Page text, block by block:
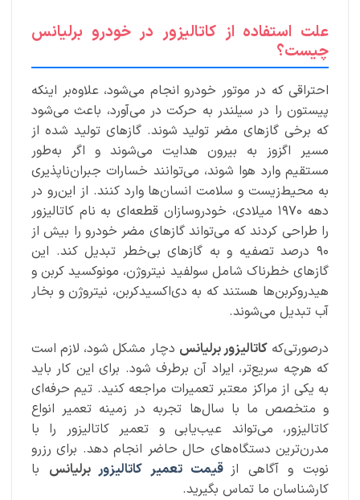
علت استفاده از کاتالیزور در خودرو برلیانس
چیست؟
احتراقی که در موتور خودرو انجام می‌شود، علاوه‌بر اینکه
پیستون را در سیلندر به حرکت در می‌آورد، باعث می‌شود
که برخی گازهای مضر تولید شوند. گازهای تولید شده از
مسیر اگزوز به بیرون هدایت می‌شوند و اگر به‌طور
مستقیم وارد هوا شوند، می‌توانند خسارات جبران‌ناپذیری
به محیط‌زیست و سلامت انسان‌ها وارد کنند. از این‌رو در
دهه ۱۹۷۰ میلادی، خودروسازان قطعه‌ای به نام کاتالیزور
را طراحی کردند که می‌تواند گازهای مضر خودرو را بیش از
۹۰ درصد تصفیه و به گازهای بی‌خطر تبدیل کند. این
گازهای خطرناک شامل سولفید نیتروژن، مونوکسید کربن و
هیدروکربن‌ها هستند که به دی‌اکسیدکربن، نیتروژن و بخار
آب تبدیل می‌شوند.
درصورتی‌کهکاتالیزور برلیانس دچار مشکل شود، لازم است
که هرچه سریع‌تر، ایراد آن برطرف شود. برای این کار باید
به یکی از مراکز معتبر تعمیرات مراجعه کنید. تیم حرفه‌ای
و متخصص ما با سال‌ها تجربه در زمینه تعمیر انواع
کاتالیزور، می‌تواند عیب‌یابی و تعمیر کاتالیزور را با
مدرن‌ترین دستگاه‌های حال حاضر انجام دهد. برای رزرو
نوبت و آگاهی از قیمت تعمیر کاتالیزور برلیانس با
کارشناسان ما تماس بگیرید.